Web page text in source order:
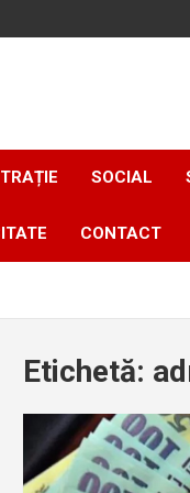
SOCIAL
CONTACT
Etichetă: